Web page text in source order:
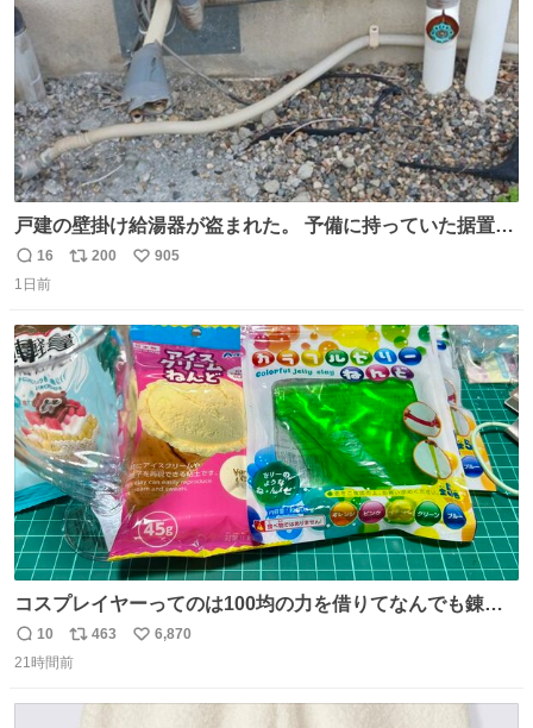
戸建の壁掛け給湯器が盗まれた。 予備に持っていた据置給
湯器があったのでガスやさんに設置してもらった。 工事費
9万円。 痛い出費。 防犯カメラ設置した。 物騒な時代にな
返
信
16
リ
ト
数
200
い
数
905
1日前
コスプレイヤーってのは100均の力を借りてなんでも錬成
できるんですよねビフォーアフター
返
信
10
リ
ポ
463
い
6,870
21時間前